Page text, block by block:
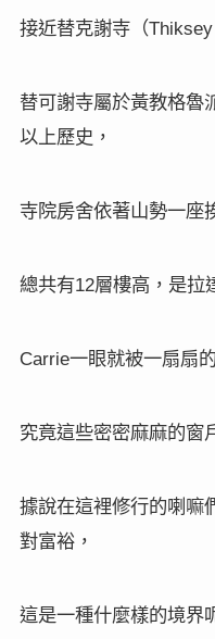
接近替克謝寺（
替可謝寺屬於黃教格魯
以上歷史，
寺院房舍依著山勢一座
總共有12層樓高，是拉
Carrie一眼就被一扇扇
究竟這些密密麻麻的窗
據說在這裡修行的喇嘛
對富裕，
這是一種什麼樣的境界